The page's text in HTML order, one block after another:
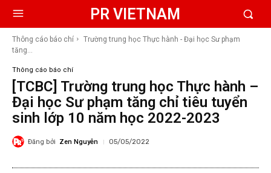
PR VIETNAM
Thông cáo báo chí
Trường trung học Thực hành - Đại học Sư phạm
tăng...
Thông cáo báo chí
[TCBC] Trường trung học Thực hành –
Đại học Sư phạm tăng chỉ tiêu tuyển
sinh lớp 10 năm học 2022-2023
Đăng bởi Zen Nguyễn 05/05/2022